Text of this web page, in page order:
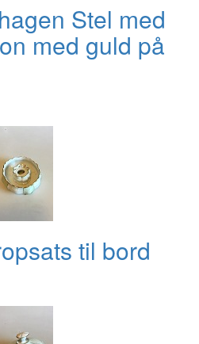
Stel med
med guld på
til bord